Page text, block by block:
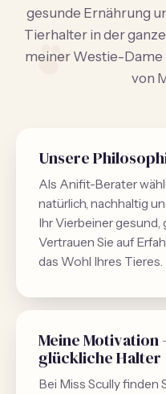
gesunde Ernährung
Tierhalter in der
meiner Westie-Dame
von
Unsere
Als Anifit-Berater
natürlich, nachhaltig
Ihr Vierbeiner gesund,
Vertrauen Sie auf
das Wohl Ihres Tieres.
Meine Motivation
glückliche Halter
Bei Miss Scully finden